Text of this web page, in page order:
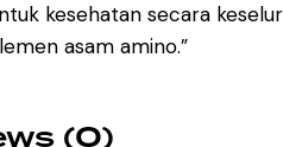
kesehatan secara
asam amino.”